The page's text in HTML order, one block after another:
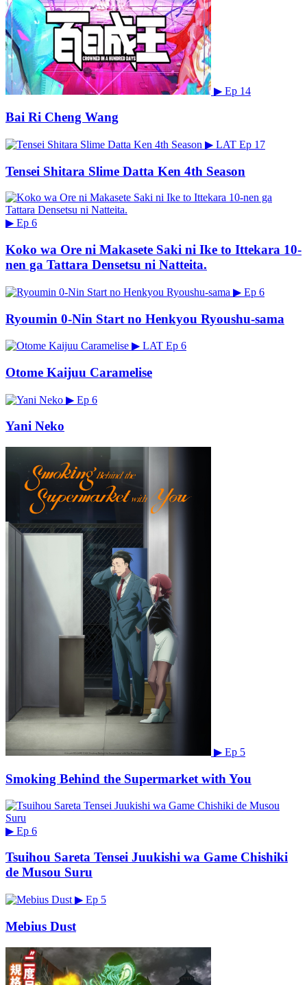
▶ Ep 14
Bai Ri Cheng Wang
▶ LAT Ep 17
Tensei Shitara Slime Datta Ken 4th Season
▶ Ep 6
Koko wa Ore ni Makasete Saki ni Ike to Ittekara 10-
nen ga Tattara Densetsu ni Natteita.
▶ Ep 6
Ryoumin 0-Nin Start no Henkyou Ryoushu-sama
▶ LAT Ep 6
Otome Kaijuu Caramelise
▶ Ep 6
Yani Neko
▶ Ep 5
Smoking Behind the Supermarket with You
▶ Ep 6
Tsuihou Sareta Tensei Juukishi wa Game Chishiki
de Musou Suru
▶ Ep 5
Mebius Dust